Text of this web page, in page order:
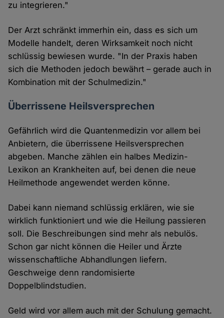
zu integrieren."
Der Arzt schränkt immerhin ein, dass es sich um
Modelle handelt, deren Wirksamkeit noch nicht
schlüssig bewiesen wurde. "In der Praxis haben
sich die Methoden jedoch bewährt – gerade auch in
Kombination mit der Schulmedizin."
Überrissene Heilsversprechen
Gefährlich wird die Quantenmedizin vor allem bei
Anbietern, die überrissene Heilsversprechen
abgeben. Manche zählen ein halbes Medizin-
Lexikon an Krankheiten auf, bei denen die neue
Heilmethode angewendet werden könne.
Dabei kann niemand schlüssig erklären, wie sie
wirklich funktioniert und wie die Heilung passieren
soll. Die Beschreibungen sind mehr als nebulös.
Schon gar nicht können die Heiler und Ärzte
wissenschaftliche Abhandlungen liefern.
Geschweige denn randomisierte
Doppelblindstudien.
Geld wird vor allem auch mit der Schulung gemacht.